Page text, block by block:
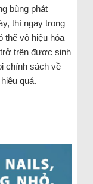
bùng phát
thì ngay trong
thể vô hiệu hóa
trên được sinh
chính sách về
quả.